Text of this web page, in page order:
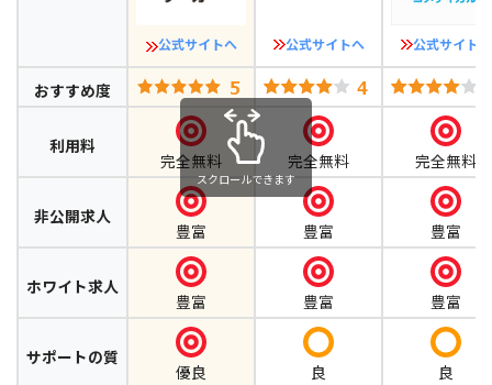
公式サイトへ 公式サイトへ 公式サイトへ
おすすめ度
利用料
完全無料 完全無料 完全無料
非公開求人
豊富 豊富 豊富
ホワイト求人
豊富 豊富 豊富
サポートの質
優良 良 良
スクロールできます